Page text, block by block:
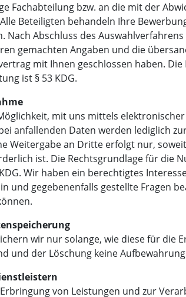
Fachabteilung bzw. an die mit der
Beteiligten behandeln Ihre
Nach Abschluss des
gemachten Angaben und die
mit Ihnen geschlossen haben.
ist § 53 KDG.
mit uns mittels
anfallenden Daten werden lediglich
Weitergabe an Dritte erfolgt nur,
ist. Die Rechtsgrundlage für die
Wir haben ein berechtigtes
und gegebenenfalls gestellte Fragen
wir nur solange, wie diese für die
und der Löschung keine
von Leistungen und zur